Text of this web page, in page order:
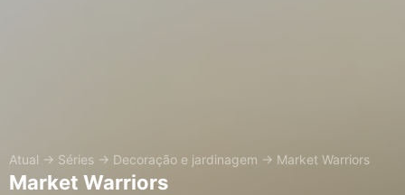
Atual → Séries → Decoração e jardinagem → Market Warriors
Market Warriors